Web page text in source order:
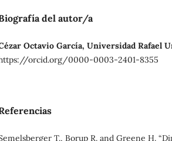
del autor/a
Octavio García, Universidad Rafael
orcid.org/0000-0003-2401-8355
T., Borup R. and Greene H.